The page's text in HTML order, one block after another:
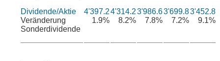
Dividende/Aktie
Veränderung
Sonderdividende
4'397.2
1.9%
4'314.2
8.2%
3'986.6
7.8%
3'699.8
7.2%
3'452.8
9.1%